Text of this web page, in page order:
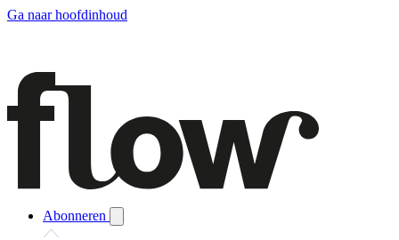
Ga naar hoofdinhoud
Abonneren